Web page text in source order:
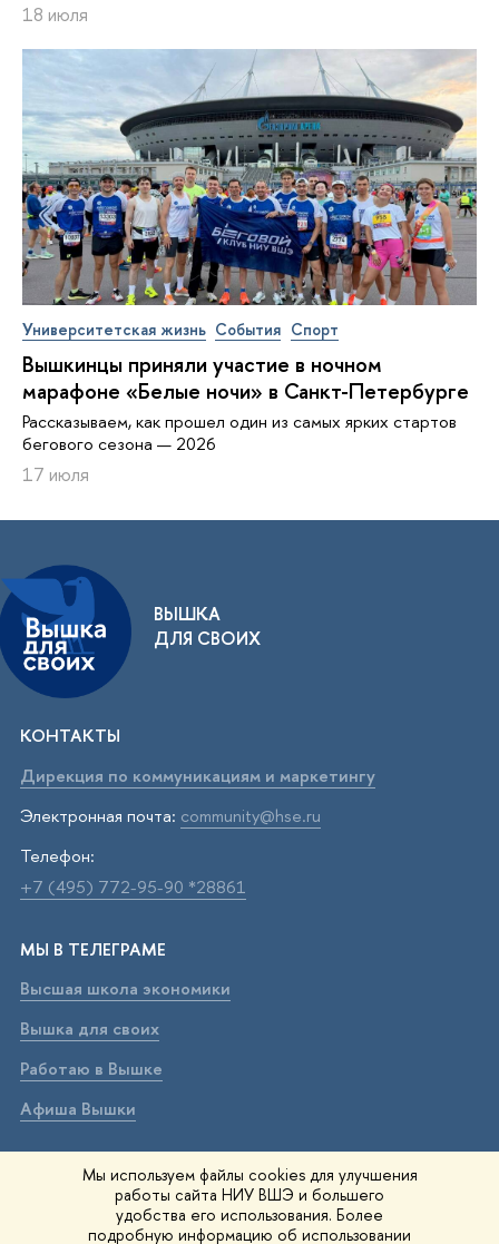
Мы используем файлы cookies для улучшения
работы сайта НИУ ВШЭ и большего
удобства его использования. Более
подробную информацию об использовании
18 июля
Университетская жизнь События Спорт
Вышкинцы приняли участие в ночном
марафоне «Белые ночи» в Санкт-Петербурге
Рассказываем, как прошел один из самых ярких стартов
бегового сезона — 2026
17 июля
ВЫШКА
ДЛЯ СВОИХ
КОНТАКТЫ
Дирекция по коммуникациям и маркетингу
Электронная почта: community@hse.ru
Телефон:
+7 (495) 772-95-90 *28861
МЫ В ТЕЛЕГРАМЕ
Высшая школа экономики
Вышка для своих
Работаю в Вышке
Афиша Вышки
ВЫШКА В МАХ
Высшая школа экономики